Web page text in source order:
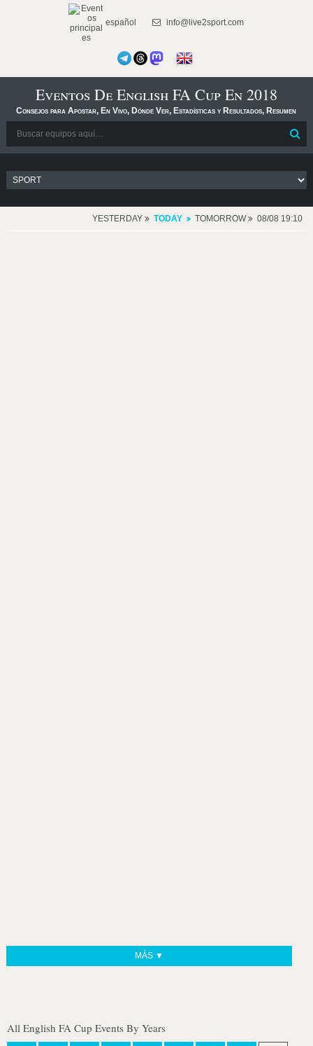
español info@live2sport.com
Eventos De English FA Cup En 2018
Consejos para Apostar, En Vivo, Dónde Ver, Estadísticas y Resultados, Resumen
YESTERDAY TODAY TOMORROW 08/08 19:10
MÁS ▼
All English FA Cup Events By Years